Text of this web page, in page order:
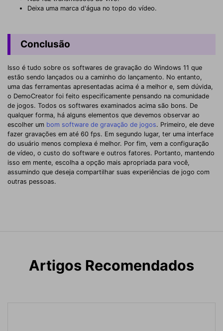
Deixa uma marca d'água no topo do vídeo.
Conclusão
Isso é tudo sobre os softwares de gravação do Windows 11 que
estão sendo lançados ou a caminho do lançamento. No entanto,
uma das ferramentas apresentadas acima é a melhor e, sem dúvida,
o DemoCreator foi feito especificamente pensando na comunidade
de jogos. Todos os softwares examinados acima são bons. De
qualquer forma, há alguns elementos que devemos observar ao
escolher um bom software de gravação de jogos. Primeiro, ele deve
fazer gravações em até 60 fps. Em segundo lugar, ter uma interface
do usuário menos complexa é melhor. Por fim, vem a configuração
de vídeo, o custo do software e outros fatores. Portanto, mantendo
isso em mente, escolha a opção mais apropriada para você,
assumindo que deseja compartilhar suas experiências de jogo com
outras pessoas.
Artigos Recomendados